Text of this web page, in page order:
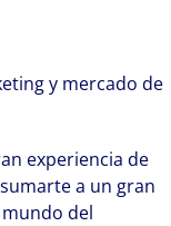
y mercado de
experiencia de
a un gran
del